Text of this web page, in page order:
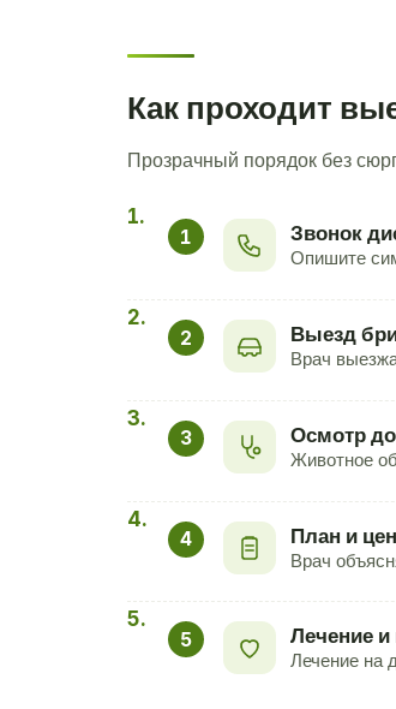
Как проходит
Прозрачный порядок без
1 Звонок
Опишите
2 Выезд
Врач
3 Осмотр
Животное
4 План и
Врач
5 Лечение и
Лечение на